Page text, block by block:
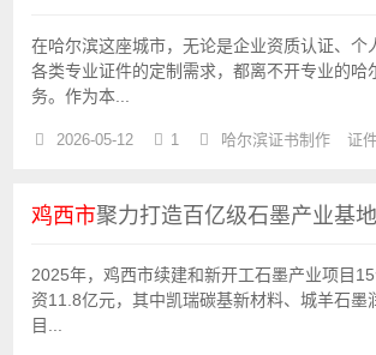
在哈尔滨这座城市，无论是企业资质认证、个
各类专业证件的定制需求，都离不开专业的哈
务。作为本...
2026-05-12 1 哈尔滨证书制作 证
鸡西市聚力打造百亿级石墨产业基地
2025年，鸡西市续建和新开工石墨产业项目
资11.8亿元，其中凯瑞碳基新材料、城羊石墨
目...